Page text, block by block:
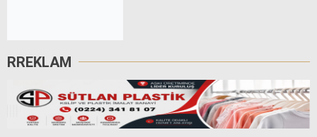
RREKLAM